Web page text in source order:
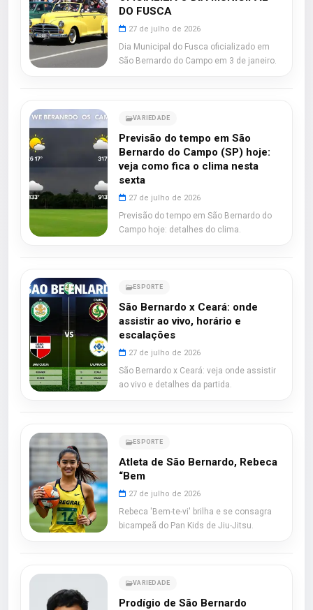
DO FUSCA
27 de julho de 2026
Dia Municipal do Fusca oficializado em
São Bernardo do Campo em 3 de janeiro.
VARIEDADE
Previsão do tempo em São
Bernardo do Campo (SP) hoje:
veja como fica o clima nesta
sexta
27 de julho de 2026
Previsão do tempo em São Bernardo do
Campo hoje: detalhes do clima.
ESPORTE
São Bernardo x Ceará: onde
assistir ao vivo, horário e
escalações
27 de julho de 2026
São Bernardo x Ceará: veja onde assistir
ao vivo e detalhes da partida.
ESPORTE
Atleta de São Bernardo, Rebeca
“Bem
27 de julho de 2026
Rebeca 'Bem-te-vi' brilha e se consagra
bicampeã do Pan Kids de Jiu-Jitsu.
VARIEDADE
Prodígio de São Bernardo